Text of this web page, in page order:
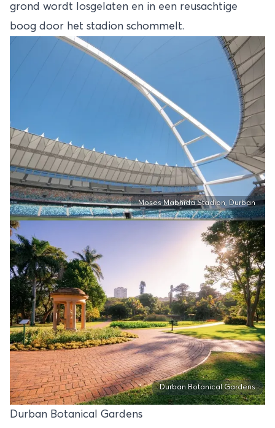
grond wordt losgelaten en in een reusachtige
boog door het stadion schommelt.
Moses Mabhida Stadion, Durban
Durban Botanical Gardens
Durban Botanical Gardens